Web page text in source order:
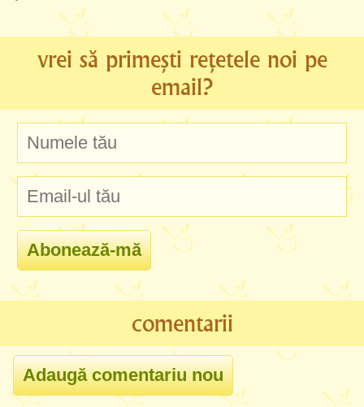
vrei să primești rețetele noi pe
email?
comentarii